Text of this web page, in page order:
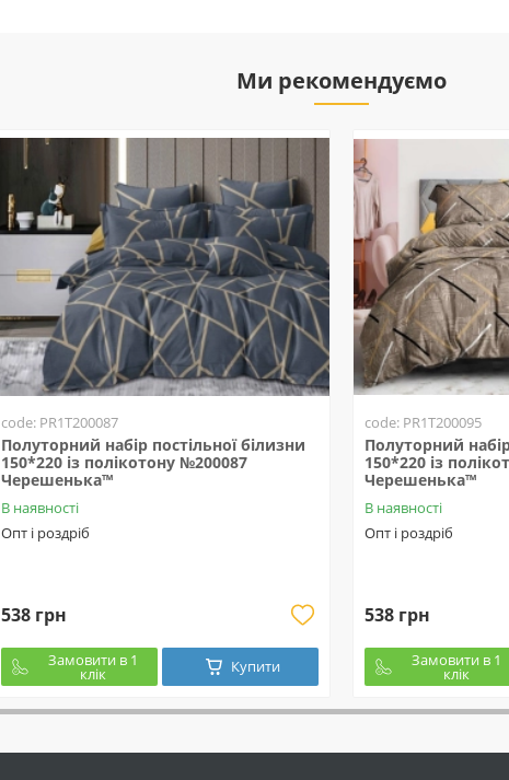
Ми рекомендуємо
code: PR1T200087
Полуторний набір постільної білизни
150*220 із полікотону №200087
Черешенька™
В наявності
Опт і роздріб
538 грн
Замовити в 1
клік Купити
code: PR1T200095
Полуторний
150*220 із
Черешенька™
В наявності
Опт і роздріб
538 грн
Замовити в 1
клік